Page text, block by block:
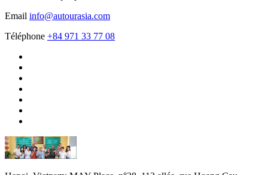
Email info@autourasia.com
Téléphone +84 971 33 77 08